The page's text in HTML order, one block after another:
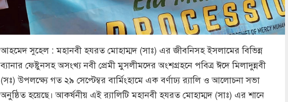
আহমেদ সুহেল : মহানবী হযরত মোহাম্মদ (সাঃ) এর জীবনিসহ ইসলামের বিভিন্ন
ব্যানার ফেষ্টুনসহ অসংখ্য নবী প্রেমী মুসলীমদের অংশগ্রহনে পবিত্র ঈদে মিলাদুন্নবী
(সঃ) উপলক্ষ্যে গত ২৯ সেপ্টেম্বর বার্মিংহামে এক বর্ণাঢ্য র‌্যালি ও আলোচনা সভা
অনুষ্ঠিত হয়েছে। আকর্ষনীয় এই র‌্যালিটি মহানবী হযরত মোহাম্মদ (সাঃ) এর শানে